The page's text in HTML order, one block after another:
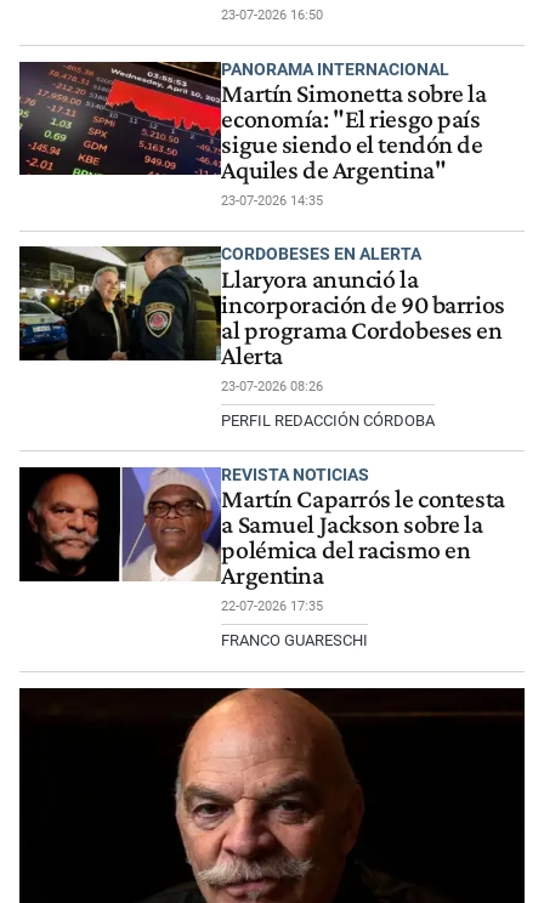
23-07-2026 16:50
PANORAMA INTERNACIONAL
Martín Simonetta sobre la
economía: "El riesgo país
sigue siendo el tendón de
Aquiles de Argentina"
23-07-2026 14:35
CORDOBESES EN ALERTA
Llaryora anunció la
incorporación de 90 barrios
al programa Cordobeses en
Alerta
23-07-2026 08:26
PERFIL REDACCIÓN CÓRDOBA
REVISTA NOTICIAS
Martín Caparrós le contesta
a Samuel Jackson sobre la
polémica del racismo en
Argentina
22-07-2026 17:35
FRANCO GUARESCHI